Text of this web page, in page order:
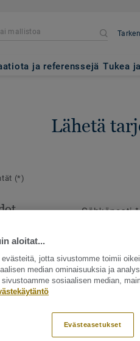
ja referenssejä Tukea
Lähetä
(*)
Sähköposti*
*
aloitat...
evästeitä, jotta sivustomme toimii
median ominaisuuksia ja
sosiaalisen median,
Evästeasetukset